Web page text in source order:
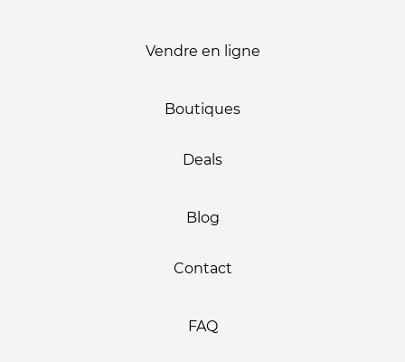
Vendre en ligne
Boutiques
Deals
Blog
Contact
FAQ